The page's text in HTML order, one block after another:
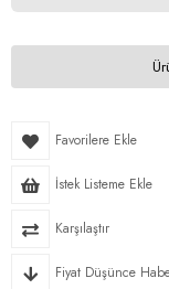
Favorilere Ekle
İstek Listeme Ekle
Karşılaştır
Fiyat Düşünce